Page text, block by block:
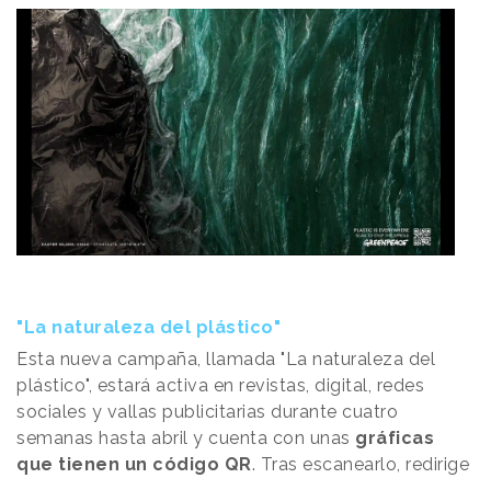
"La naturaleza del plástico"
Esta nueva campaña, llamada "La naturaleza del
plástico", estará activa en revistas, digital, redes
sociales y vallas publicitarias durante cuatro
semanas hasta abril y cuenta con unas gráficas
que tienen un código QR. Tras escanearlo, redirige